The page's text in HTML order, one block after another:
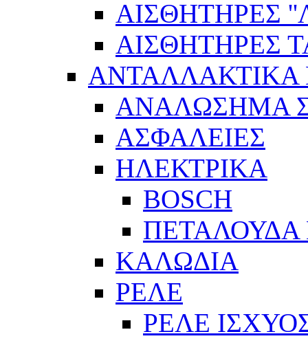
ΑΙΣΘΗΤΗΡEΣ
ΑΙΣΘΗΤΗΡEΣ
ΑΝΤΑΛΛΑΚΤΙΚΑ
ΑΝΑΛΩΣΗΜΑ
ΑΣΦΑΛΕΙΕΣ
ΗΛΕΚΤΡΙΚΑ
BOSCH
ΠΕΤΑΛΟΥΔΑ
ΚΑΛΩΔΙΑ
ΡΕΛΕ
ΡΕΛΕ